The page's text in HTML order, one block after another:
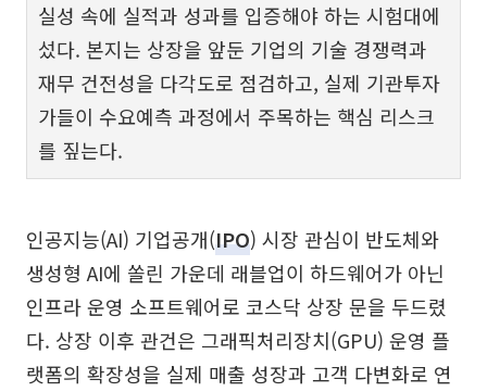
실성 속에 실적과 성과를 입증해야 하는 시험대에
섰다. 본지는 상장을 앞둔 기업의 기술 경쟁력과
재무 건전성을 다각도로 점검하고, 실제 기관투자
가들이 수요예측 과정에서 주목하는 핵심 리스크
를 짚는다.
인공지능(AI) 기업공개(IPO) 시장 관심이 반도체와
생성형 AI에 쏠린 가운데 래블업이 하드웨어가 아닌
인프라 운영 소프트웨어로 코스닥 상장 문을 두드렸
다. 상장 이후 관건은 그래픽처리장치(GPU) 운영 플
랫폼의 확장성을 실제 매출 성장과 고객 다변화로 연